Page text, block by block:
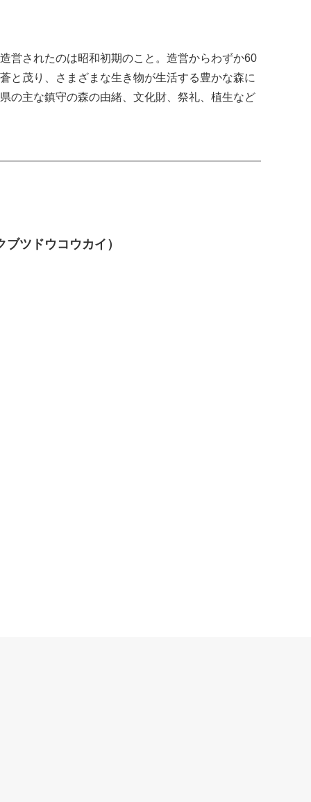
営されたのは昭和初期のこと。造営からわずか60
と茂り、さまざまな生き物が生活する豊かな森に
の主な鎮守の森の由緒、文化財、祭礼、植生など
ツドウコウカイ）